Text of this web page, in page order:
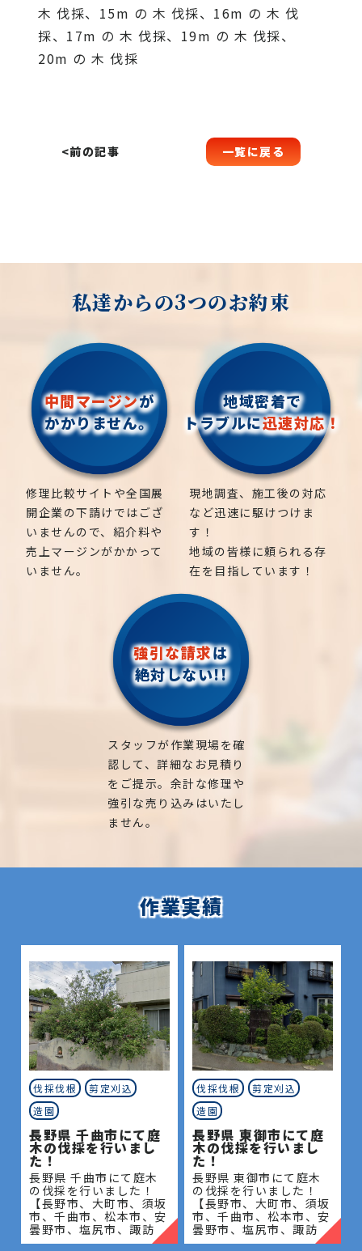
木 伐採、15m の 木 伐採、16m の 木 伐
採、17m の 木 伐採、19m の 木 伐採、
20m の 木 伐採
<前の記事 一覧に戻る
私達からの3つのお約束
中間マージンが
かかりません。
修理比較サイトや全国展
開企業の下請けではござ
いませんので、紹介料や
売上マージンがかかって
いません。
地域密着で
トラブルに迅速対応！
現地調査、施工後の対応
など迅速に駆けつけま
す！
地域の皆様に頼られる存
在を目指しています！
強引な請求は
絶対しない!!
スタッフが作業現場を確
認して、詳細なお見積り
をご提示。余計な修理や
強引な売り込みはいたし
ません。
作業実績
伐採伐根
剪定刈込
造園
長野県 千曲市にて庭
木の伐採を行いまし
た！
長野県 千曲市にて庭木
の伐採を行いました！
【長野市、大町市、須坂
市、千曲市、松本市、安
曇野市、塩尻市、諏訪
市、岡谷市、茅野市、上
伐採伐根
剪定刈込
造園
長野県 東御市にて庭
木の伐採を行いまし
た！
長野県 東御市にて庭木
の伐採を行いました！
【長野市、大町市、須坂
市、千曲市、松本市、安
曇野市、塩尻市、諏訪
市、岡谷市、茅野市、上